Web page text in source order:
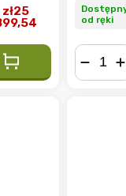
zł25
od ręki